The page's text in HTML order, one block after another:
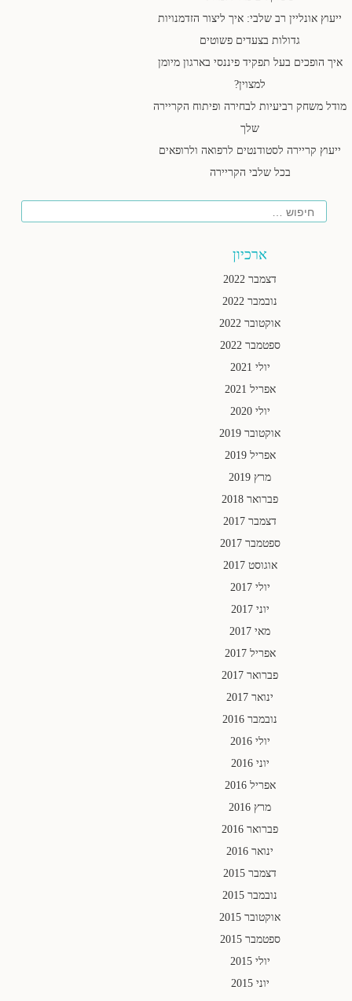
ייעוץ אונליין רב שלבי: איך ליצור הזדמנויות
גדולות בצעדים פשוטים
איך הופכים בעל תפקיד פיננסי בארגון מיומן
למצוין?
מודל משחק רביעיות לבחירה ופיתוח הקריירה
שלך
ייעוץ קריירה לסטודנטים לרפואה ולרופאים
בכל שלבי הקריירה
חיפוש
ארכיון
דצמבר 2022
נובמבר 2022
אוקטובר 2022
ספטמבר 2022
יולי 2021
אפריל 2021
יולי 2020
אוקטובר 2019
אפריל 2019
מרץ 2019
פברואר 2018
דצמבר 2017
ספטמבר 2017
אוגוסט 2017
יולי 2017
יוני 2017
מאי 2017
אפריל 2017
פברואר 2017
ינואר 2017
נובמבר 2016
יולי 2016
יוני 2016
אפריל 2016
מרץ 2016
פברואר 2016
ינואר 2016
דצמבר 2015
נובמבר 2015
אוקטובר 2015
ספטמבר 2015
יולי 2015
יוני 2015